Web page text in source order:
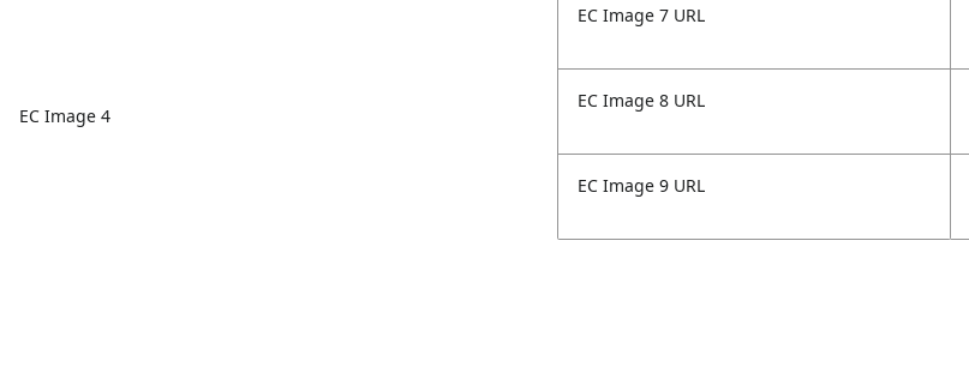
EC Image 4
EC Image 7 URL
EC Image 8 URL
EC Image 9 URL